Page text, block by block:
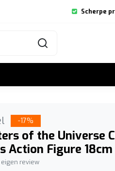
Scherpe
-17%
of the Universe
Action Figure 18cm
eigen review